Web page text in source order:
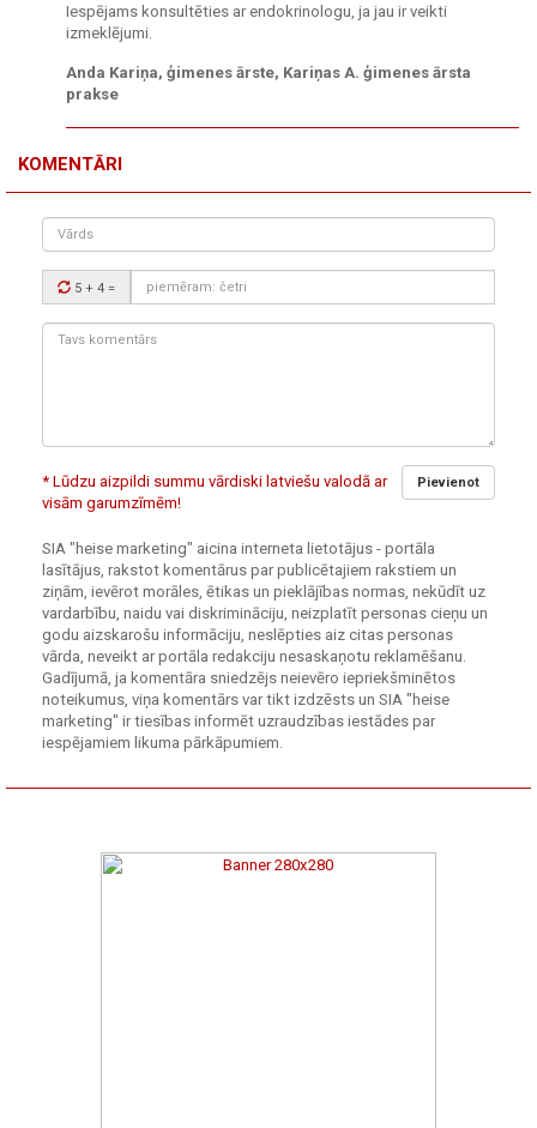
Iespējams konsultēties ar endokrinologu, ja jau ir veikti
izmeklējumi.
Anda Kariņa, ģimenes ārste, Kariņas A. ģimenes ārsta
prakse
KOMENTĀRI
Vārds
Drošības
kods:
5 + 4 =
Tavs
Pievienot
* Lūdzu aizpildi summu vārdiski latviešu valodā ar
visām garumzīmēm!
SIA "heise marketing" aicina interneta lietotājus - portāla
lasītājus, rakstot komentārus par publicētajiem rakstiem un
ziņām, ievērot morāles, ētikas un pieklājības normas, nekūdīt uz
vardarbību, naidu vai diskrimināciju, neizplatīt personas cieņu un
godu aizskarošu informāciju, neslēpties aiz citas personas
vārda, neveikt ar portāla redakciju nesaskaņotu reklamēšanu.
Gadījumā, ja komentāra sniedzējs neievēro iepriekšminētos
noteikumus, viņa komentārs var tikt izdzēsts un SIA "heise
marketing" ir tiesības informēt uzraudzības iestādes par
iespējamiem likuma pārkāpumiem.